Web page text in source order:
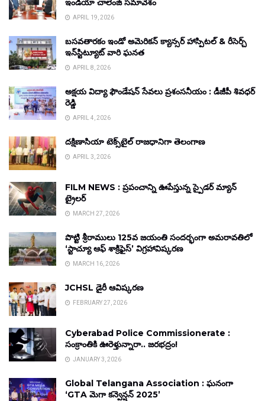
ఇండియా చాలెంజ్ సమావేశం
APRIL 19, 2026
బసవతారకం ఇండో అమెరికన్ క్యాన్సర్ హాస్పిటల్ & రీసెర్చ్
ఇన్‌స్టిట్యూట్ వారి ఘనత
APRIL 8, 2026
అక్షయ విద్యా ఫౌండేషన్ సేవలు ప్రశంసనీయం : డీజీపీ శివధర్
రెడ్డి
APRIL 4, 2026
దక్షిణాసియా టెక్స్‌టైల్ రాజధానిగా తెలంగాణ
APRIL 3, 2026
FILM NEWS : ప్రపంచాన్ని ఊపేస్తున్న స్పైడర్ మ్యాన్
ట్రైలర్
MARCH 27, 2026
పొట్టి శ్రీరాములు 125వ జయంతి సందర్భంగా అమరావతిలో
‘స్టాచ్యూ ఆఫ్ శాక్రిఫైస్’ విగ్రహావిష్కరణ
MARCH 16, 2026
JCHSL డైరీ ఆవిష్కరణ
FEBRUARY 27, 2026
Cyberabad Police Commissionerate :
సంక్రాంతికి ఊరెళ్తున్నారా.. జరభద్రం!
JANUARY 3, 2026
Global Telangana Association : ఘనంగా
‘GTA మెగా కన్వెన్షన్ 2025’